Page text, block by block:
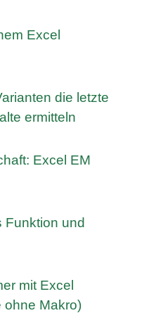
Excel
die letzte
ermitteln
Excel EM
Funktion und
mit Excel
ohne Makro)